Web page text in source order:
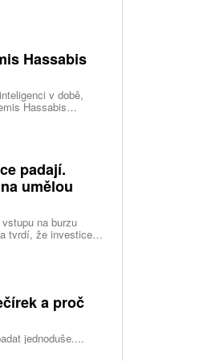
Hassabis
v době,
Hassabis
vývoj pokročilé
padají.
umělou
na burzu
tvrdí, že investice
dříve, investoři ale
udržitelné.
a proč
jednoduše....